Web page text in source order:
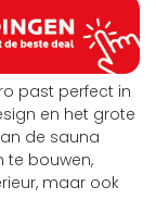
past perfect in
en het grote
de sauna
te bouwen,
maar ook